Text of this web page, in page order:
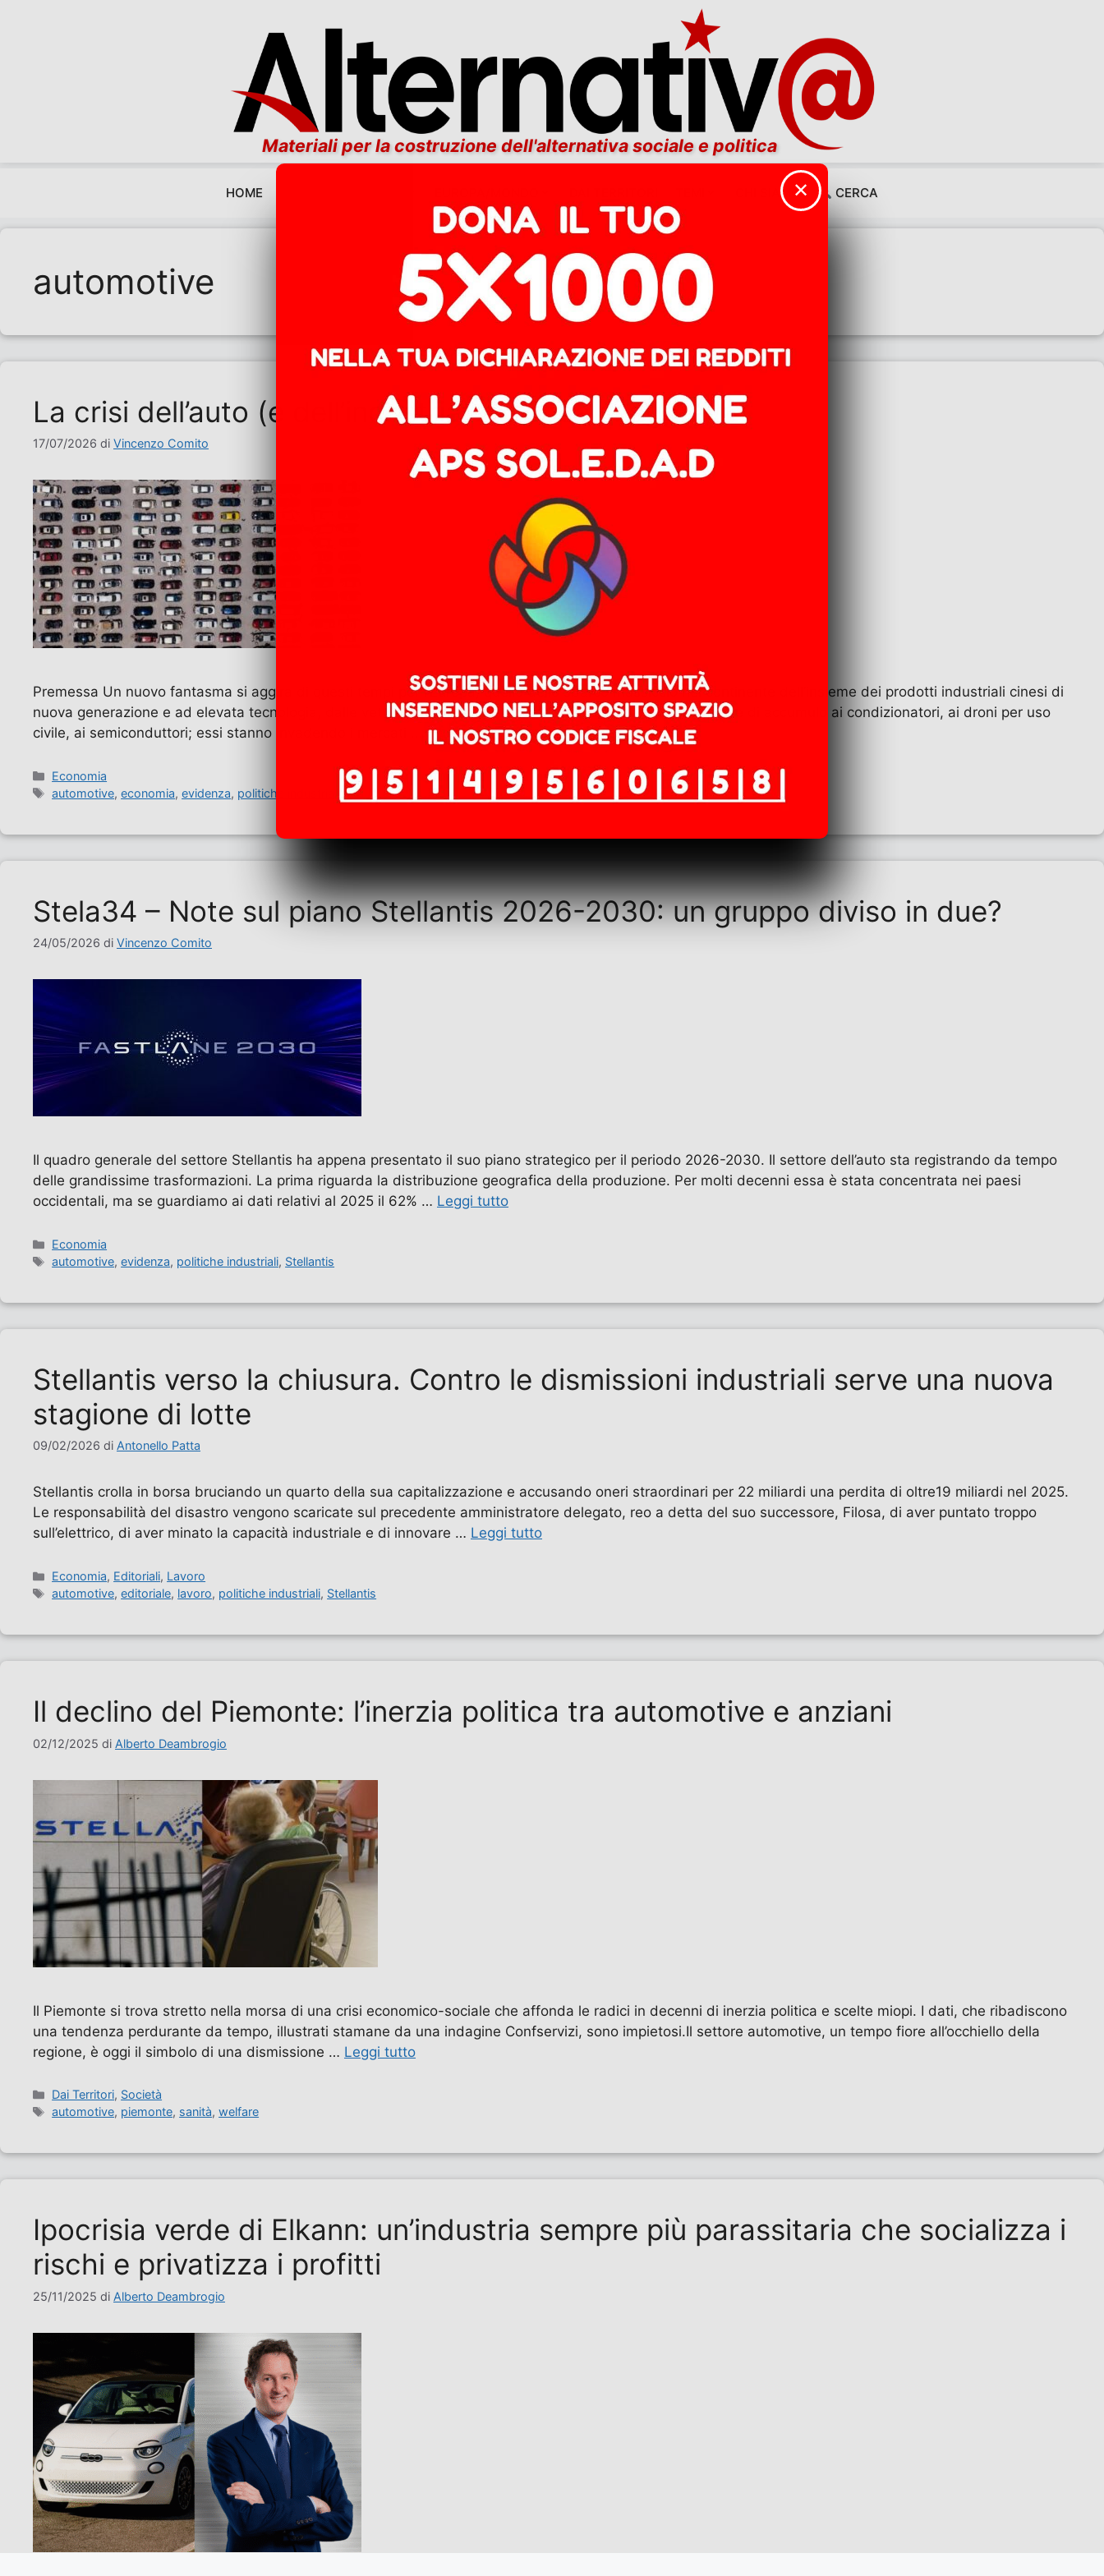
Materiali per la costruzione dell'alternativa sociale e politica
HOME CHI SIAMO CERCA
automotive
La crisi dell’auto (e dell’industria) europea si aggrava
17/07/2026 di Vincenzo Comito
Premessa Un nuovo fantasma si aggira di questi tempi per l’Europa, quello dello sbarco massiccio nel continente dell’insieme dei prodotti industriali cinesi di
nuova generazione e ad elevata tecnologia, dalle vetture elettriche ed ibride ai pannelli solari, dalle batterie di accumulo ai condizionatori, ai droni per uso
civile, ai semiconduttori; essi stanno invadendo i mercati …Leggi tutto
Categorie
Economia
Tag
automotive,economia,evidenza, politiche industriali
Stela34 – Note sul piano Stellantis 2026-2030: un gruppo diviso in due?
24/05/2026 di Vincenzo Comito
Il quadro generale del settore Stellantis ha appena presentato il suo piano strategico per il periodo 2026-2030. Il settore dell’auto sta registrando da tempo
delle grandissime trasformazioni. La prima riguarda la distribuzione geografica della produzione. Per molti decenni essa è stata concentrata nei paesi
occidentali, ma se guardiamo ai dati relativi al 2025 il 62% … Leggi tutto
Categorie
Economia
Tag
automotive,evidenza, politiche industriali, Stellantis
Stellantis verso la chiusura. Contro le dismissioni industriali serve una nuova
stagione di lotte
09/02/2026 di Antonello Patta
Stellantis crolla in borsa bruciando un quarto della sua capitalizzazione e accusando oneri straordinari per 22 miliardi una perdita di oltre19 miliardi nel 2025.
Le responsabilità del disastro vengono scaricate sul precedente amministratore delegato, reo a detta del suo successore, Filosa, di aver puntato troppo
sull’elettrico, di aver minato la capacità industriale e di innovare … Leggi tutto
Categorie
Economia, Editoriali, Lavoro
Tag
automotive,editoriale, lavoro, politiche industriali, Stellantis
Il declino del Piemonte: l’inerzia politica tra automotive e anziani
02/12/2025 di Alberto Deambrogio
Il Piemonte si trova stretto nella morsa di una crisi economico-sociale che affonda le radici in decenni di inerzia politica e scelte miopi. I dati, che ribadiscono
una tendenza perdurante da tempo, illustrati stamane da una indagine Confservizi, sono impietosi.Il settore automotive, un tempo fiore all’occhiello della
regione, è oggi il simbolo di una dismissione … Leggi tutto
Categorie
Dai Territori, Società
Tag
automotive, piemonte, sanità,welfare
Ipocrisia verde di Elkann: un’industria sempre più parassitaria che socializza i
rischi e privatizza i profitti
25/11/2025 di Alberto Deambrogio
✕